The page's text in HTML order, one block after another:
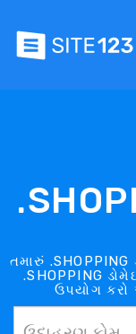
તમારું .SHOPPING
.SHOPPING
ઉપયોગ કરો